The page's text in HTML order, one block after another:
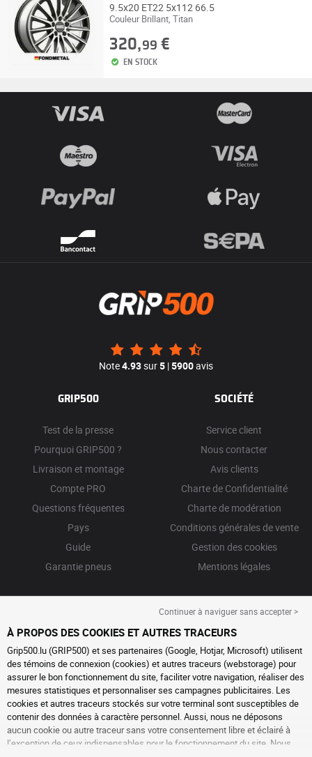
9.5x20 ET22 5x112 66.5
Couleur Brillant, Titan
320,99 €
EN STOCK
Note4.93sur5 |5900avis
GRIP500
Test de la presse
Pourquoi GRIP500 ?
Livraison et montage
Compte PRO
Questions fréquentes
Pays
Guide
Garantie pneus
SOCIÉTÉ
Service client
Nous contacter
Avis clients
Charte de Confidentialité
Charte de modération
Conditions générales de vente
Gestion des cookies
Mentions légales
Continuer à naviguer sans accepter >
À PROPOS DES COOKIES ET AUTRES TRACEURS
Grip500.lu (GRIP500) et ses partenaires (Google, Hotjar, Microsoft) utilisent
des témoins de connexion (cookies) et autres traceurs (webstorage) pour
assurer le bon fonctionnement du site, faciliter votre navigation, réaliser des
mesures statistiques et personnaliser ses campagnes publicitaires. Les
cookies et autres traceurs stockés sur votre terminal sont susceptibles de
contenir des données à caractère personnel. Aussi, nous ne déposons
aucun cookie ou autre traceur sans votre consentement libre et éclairé à
l’exception de ceux indispensables pour le fonctionnement du site. Nous